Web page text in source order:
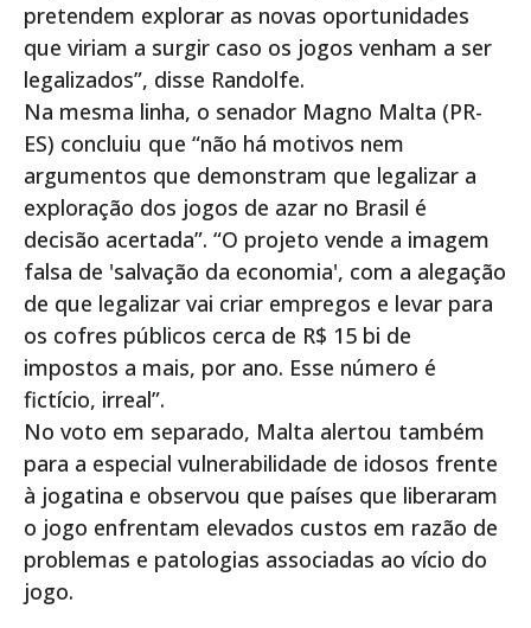
pretendem explorar as novas oportunidades
que viriam a surgir caso os jogos venham a ser
legalizados”, disse Randolfe.
Na mesma linha, o senador Magno Malta (PR-
ES) concluiu que “não há motivos nem
argumentos que demonstram que legalizar a
exploração dos jogos de azar no Brasil é
decisão acertada”. “O projeto vende a imagem
falsa de 'salvação da economia', com a alegação
de que legalizar vai criar empregos e levar para
os cofres públicos cerca de R$ 15 bi de
impostos a mais, por ano. Esse número é
fictício, irreal”.
No voto em separado, Malta alertou também
para a especial vulnerabilidade de idosos frente
à jogatina e observou que países que liberaram
o jogo enfrentam elevados custos em razão de
problemas e patologias associadas ao vício do
jogo.